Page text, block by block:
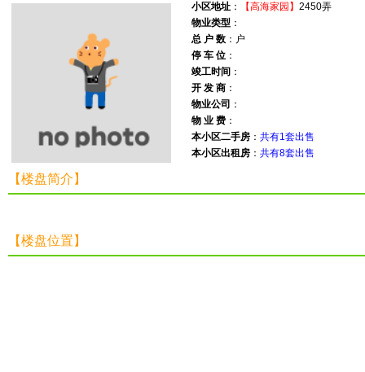
小区地址 ： 【高海家园】 2450弄
物业类型 ：
总 户 数 ：户
停 车 位 ：
竣工时间 ：
开 发 商 ：
物业公司 ：
物 业 费 ：
本小区二手房 ： 共有1套出售
本小区出租房 ： 共有8套出售
【楼盘简介】
【楼盘位置】